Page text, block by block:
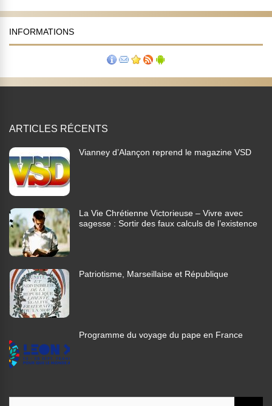
INFORMATIONS
ARTICLES RÉCENTS
Vianney d’Alançon reprend le magazine VSD
La Vie Chrétienne Victorieuse – Vivre avec
sagesse : Sortir des faux calculs de l’existence
Patriotisme, Marseillaise et République
Programme du voyage du pape en France